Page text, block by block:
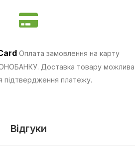
Оплата замовлення на карту
Доставка товару можлива
підтвердження платежу.
Відгуки